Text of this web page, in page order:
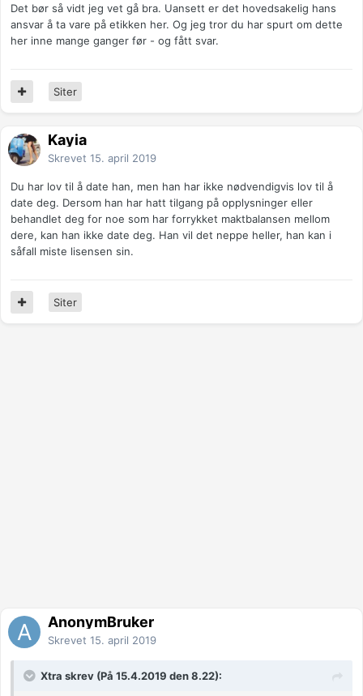
Det bør så vidt jeg vet gå bra. Uansett er det hovedsakelig hans
ansvar å ta vare på etikken her. Og jeg tror du har spurt om dette
her inne mange ganger før - og fått svar.
Siter
Kayia
Skrevet 15. april 2019
Du har lov til å date han, men han har ikke nødvendigvis lov til å
date deg. Dersom han har hatt tilgang på opplysninger eller
behandlet deg for noe som har forrykket maktbalansen mellom
dere, kan han ikke date deg. Han vil det neppe heller, han kan i
såfall miste lisensen sin.
Siter
AnonymBruker
Skrevet 15. april 2019
Xtra skrev (På 15.4.2019 den 8.22):